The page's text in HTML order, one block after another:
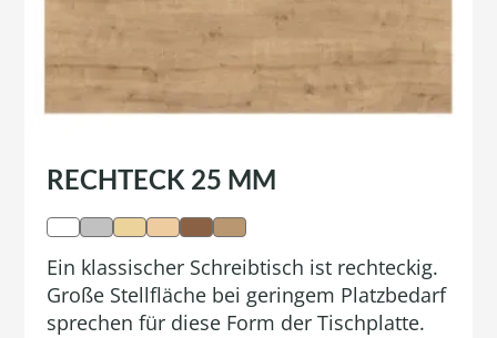
RECHTECK 25 MM
Ein klassischer Schreibtisch ist rechteckig.
Große Stellfläche bei geringem Platzbedarf
sprechen für diese Form der Tischplatte.